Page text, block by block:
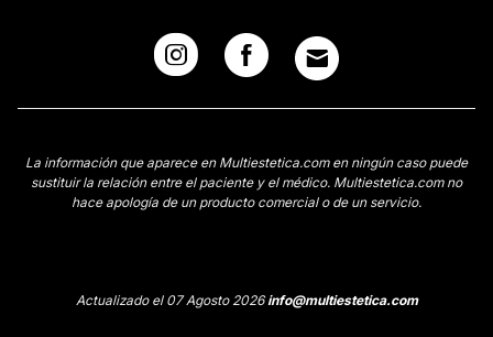
La información que aparece en Multiestetica.com en ningún caso puede
sustituir la relación entre el paciente y el médico. Multiestetica.com no
hace apología de un producto comercial o de un servicio.
Actualizado el 07 Agosto 2026info@multiestetica.com